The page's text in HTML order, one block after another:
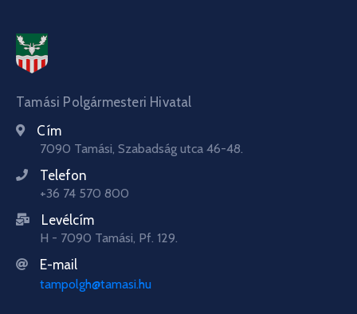
Tamási Polgármesteri Hivatal
Cím
7090 Tamási, Szabadság utca 46-48.
Telefon
+36 74 570 800
Levélcím
H - 7090 Tamási, Pf. 129.
E-mail
tampolgh@tamasi.hu